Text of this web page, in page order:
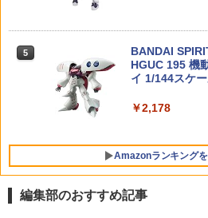
￥11,860
東京マルイ
ン モデルガン
￥3,990
ックス フィギ
ション 塗装済
新年のギフト
5
TAMASHII
ツ 攻殻機動隊
LL 草薙素子
装済み可動フィ
5
BANDAI
HGUC 195 機
イ 1/144スケ
￥2,178
Amazonランキング
編集部のおすすめ記事